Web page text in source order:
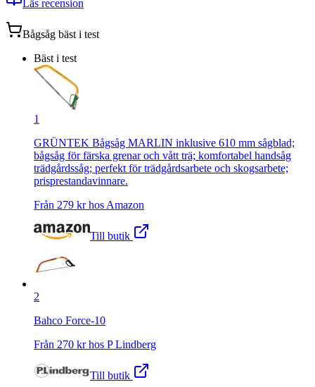
Läs recension
Bågsåg bäst i test
Bäst i test
1
GRÜNTEK Bågsåg MARLIN inklusive 610 mm sågblad;
bågsåg för färska grenar och vått trä; komfortabel handsåg
trädgårdssåg; perfekt för trädgårdsarbete och skogsarbete;
prisprestandavinnare.
Från 279 kr hos Amazon
Till butik
2
Bahco Force-10
Från 270 kr hos P Lindberg
Till butik